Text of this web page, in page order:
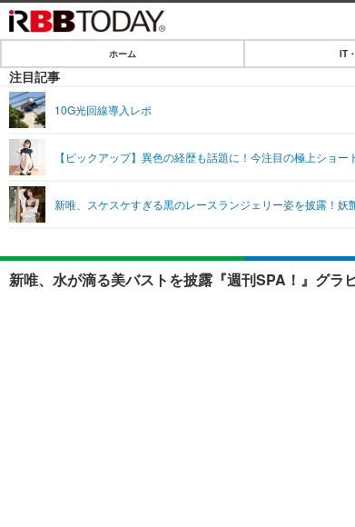
IT・デジタル
ショッピング
SPEED TEST
エンタメ
エンタメTOP
音楽
ライフ
ライフTOP
ペット
リリース一覧
ホーム IT
注目記事
10G光回線導入レポ
【ピックアップ】異色の経歴も話題に！今注目の極上ショー
新唯、スケスケすぎる黒のレースランジェリー姿を披露！妖
新唯、水が滴る美バストを披露『週刊SPA！』グラ